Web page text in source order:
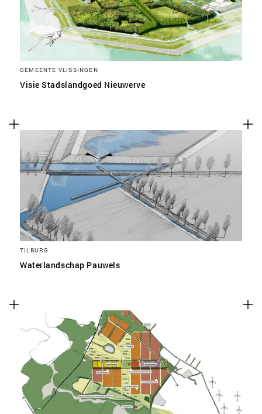
GEMEENTE VLISSINGEN
Visie Stadslandgoed Nieuwerve
TILBURG
Waterlandschap Pauwels